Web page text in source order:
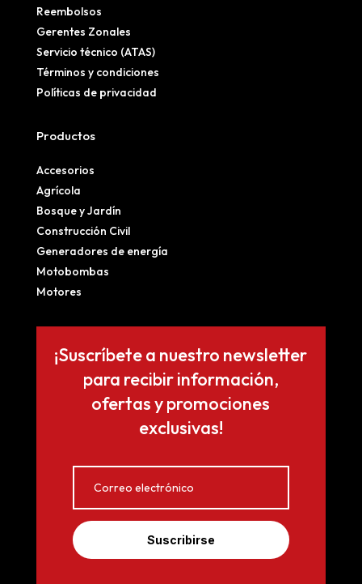
Reembolsos
Gerentes Zonales
Servicio técnico (ATAS)
Términos y condiciones
Políticas de privacidad
Productos
Accesorios
Agrícola
Bosque y Jardín
Construcción Civil
Generadores de energía
Motobombas
Motores
¡Suscríbete a nuestro newsletter
para recibir información,
ofertas y promociones
exclusivas!
Suscribirse